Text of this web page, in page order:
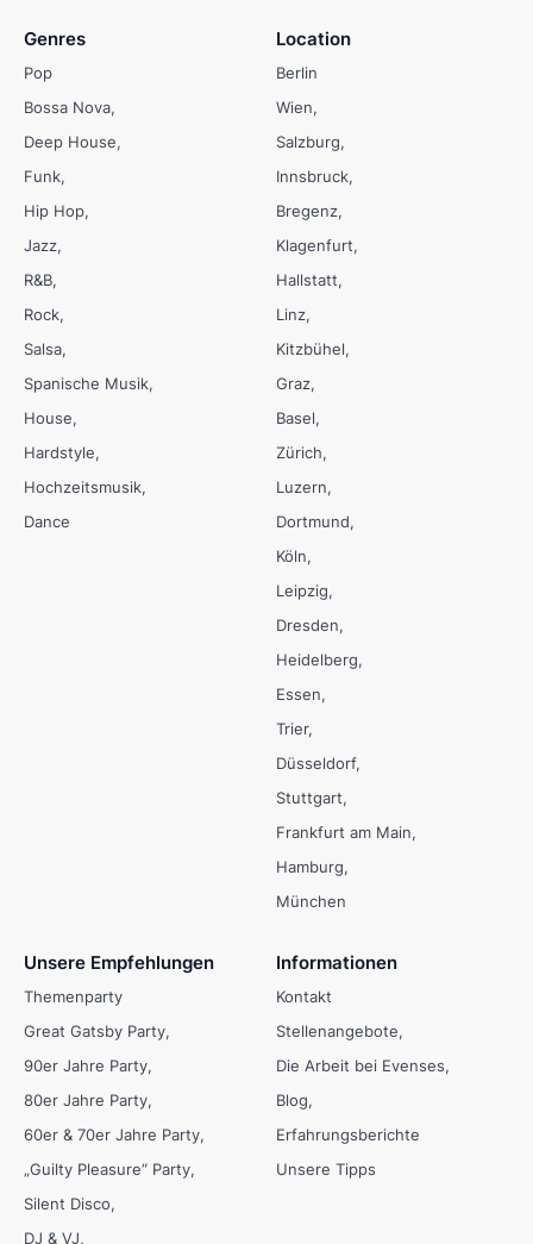
Genres
Pop
Bossa Nova
Deep House
Funk
Hip Hop
Jazz
R&B
Rock
Salsa
Spanische Musik
House
Hardstyle
Hochzeitsmusik
Dance
Location
Berlin
Wien
Salzburg
Innsbruck
Bregenz
Klagenfurt
Hallstatt
Linz
Kitzbühel
Graz
Basel
Zürich
Luzern
Dortmund
Köln
Leipzig
Dresden
Heidelberg
Essen
Trier
Düsseldorf
Stuttgart
Frankfurt am Main
Hamburg
München
Unsere Empfehlungen
Themenparty
Great Gatsby Party
90er Jahre Party
80er Jahre Party
60er & 70er Jahre Party
„Guilty Pleasure“ Party
Silent Disco
DJ & VJ
Informationen
Kontakt
Stellenangebote
Die Arbeit bei Evenses
Blog
Erfahrungsberichte
Unsere Tipps